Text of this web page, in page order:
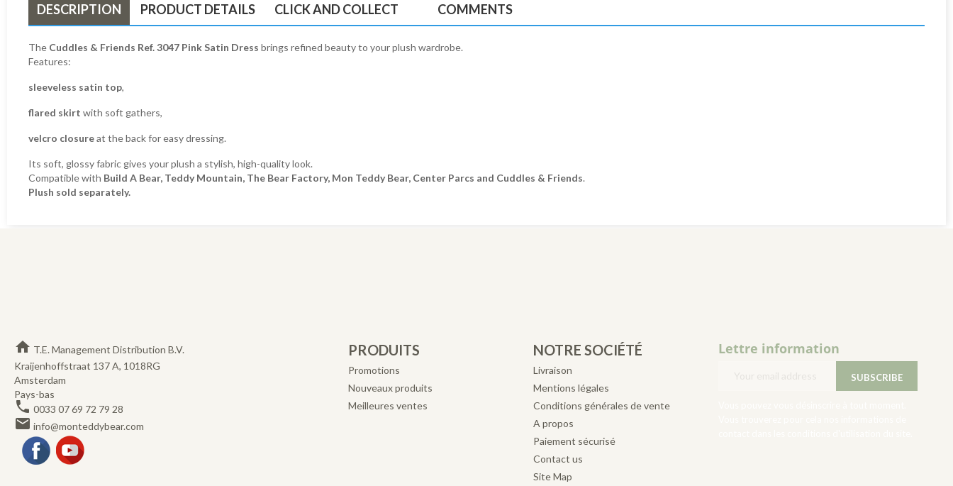
DESCRIPTION PRODUCT DETAILS CLICK AND COLLECT COMMENTS
The Cuddles & Friends Ref. 3047 Pink Satin Dress brings refined beauty to your plush wardrobe.
Features:
sleeveless satin top,
flared skirt with soft gathers,
velcro closureat the back for easy dressing.
Its soft, glossy fabric gives your plush a stylish, high-quality look.
Compatible with Build A Bear, Teddy Mountain, The Bear Factory, Mon Teddy Bear, Center Parcs and Cuddles & Friends.
Plush sold separately.
home T.E. Management Distribution B.V.
Kraijenhoffstraat 137 A, 1018RG
Amsterdam
Pays-bas
phone 0033 07 69 72 79 28
email info@monteddybear.com
Facebook
PRODUITS
Promotions
Nouveaux produits
Meilleures ventes
NOTRE SOCIÉTÉ
Livraison
Mentions légales
Conditions générales de vente
A propos
Paiement sécurisé
Contact us
Site Map
Lettre information